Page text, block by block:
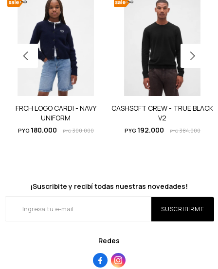
FRCH LOGO CARDI - NAVY
UNIFORM
PYG 180.000 PYG300.000
CASHSOFT CREW - TRUE BLACK
V2
PYG 192.000 PYG384.000
Redes
 
¡Suscribite y recibí todas nuestras novedades!
SUSCRIBIRME